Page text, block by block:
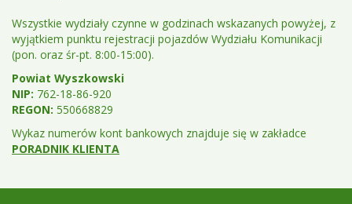
Wszystkie wydziały czynne w godzinach wskazanych powyżej, z
wyjątkiem punktu rejestracji pojazdów Wydziału Komunikacji
(pon. oraz śr-pt. 8:00-15:00).
Powiat Wyszkowski
NIP: 762-18-86-920
REGON: 550668829
Wykaz numerów kont bankowych znajduje się w zakładce
PORADNIK KLIENTA